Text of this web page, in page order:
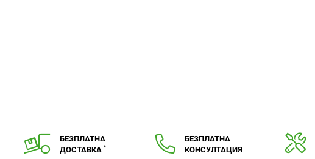
БЕЗПЛАТНА
ДОСТАВКА *
БЕЗПЛАТНА
КОНСУЛТАЦИЯ